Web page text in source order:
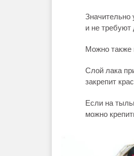
Значительно
и не требуют
Можно также
Слой лака
закрепит
Если на
можно